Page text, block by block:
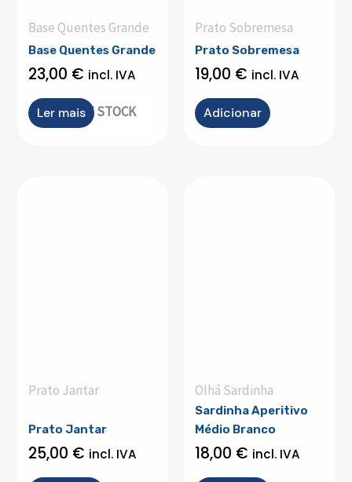
Base Quentes Grande
OUT OF STOCK
Base Quentes Grande
23,00 € incl. IVA
Ler mais
Prato Sobremesa
Prato Sobremesa
19,00 € incl. IVA
Adicionar
Prato Jantar
Prato Jantar
25,00 € incl. IVA
Olhá Sardinha
Sardinha Aperitivo
Médio Branco
18,00 € incl. IVA